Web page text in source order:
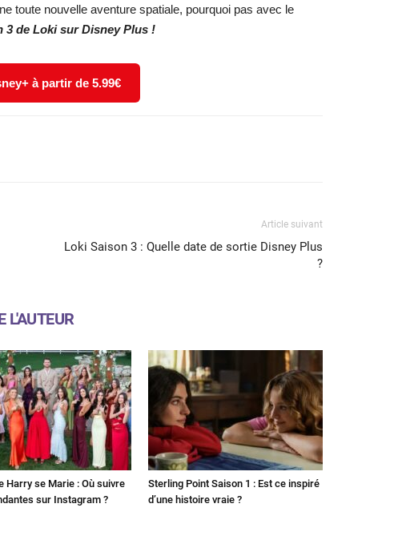
toute nouvelle aventure spatiale, pourquoi pas avec le
3 de Loki sur Disney Plus !
à partir de 5.99€
Article suivant
Loki Saison 3 : Quelle date de sortie Disney Plus
?
L'AUTEUR
Harry se Marie : Où suivre
sur Instagram ?
Sterling Point Saison 1 : Est ce inspiré
d’une histoire vraie ?